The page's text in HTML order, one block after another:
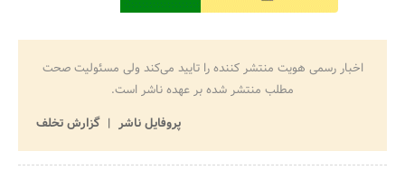
اخبار رسمی هویت منتشر کننده را تایید می‌کند ولی مسئولیت صحت
مطلب منتشر شده بر عهده ناشر است.
پروفایل ناشر
گزارش تخلف